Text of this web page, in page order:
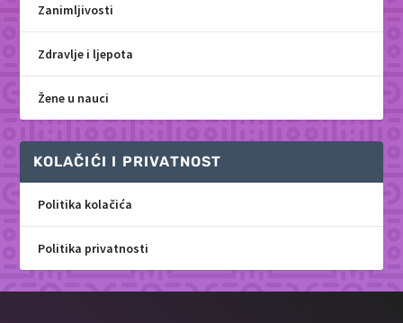
Zanimljivosti
Zdravlje i ljepota
Žene u nauci
KOLAČIĆI I PRIVATNOST
Politika kolačića
Politika privatnosti